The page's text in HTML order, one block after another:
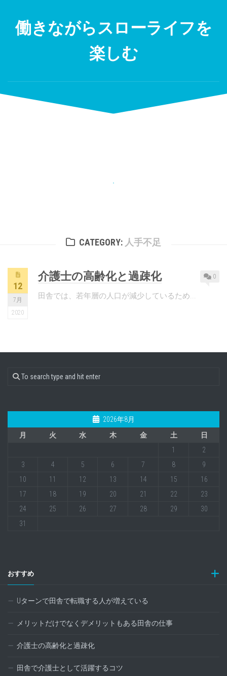
content働きながらスローライフを
楽しむ
CATEGORY: 人手不足
12
7月
2020
0
介護士の高齢化と過疎化
田舎では、若年層の人口が減少しているため...
2026年8月
月
火 水 木 金 土
日
1
2
3
4 5 6 7 8
9
10
11 12 13 14 15
16
17
18 19 20 21 22
23
24
25 26 27 28 29
30
31
おすすめ
Uターンで田舎で転職する人が増えている
メリットだけでなくデメリットもある田舎の仕事
介護士の高齢化と過疎化
田舎で介護士として活躍するコツ